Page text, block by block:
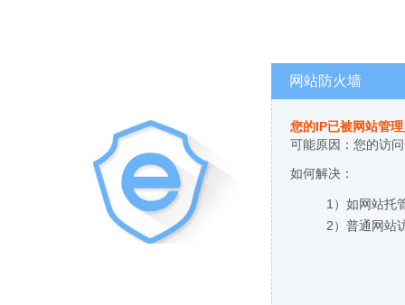
网站防火墙
您的IP已被网站管
可能原因：您的访
如何解决：
1）如网站托
2）普通网站